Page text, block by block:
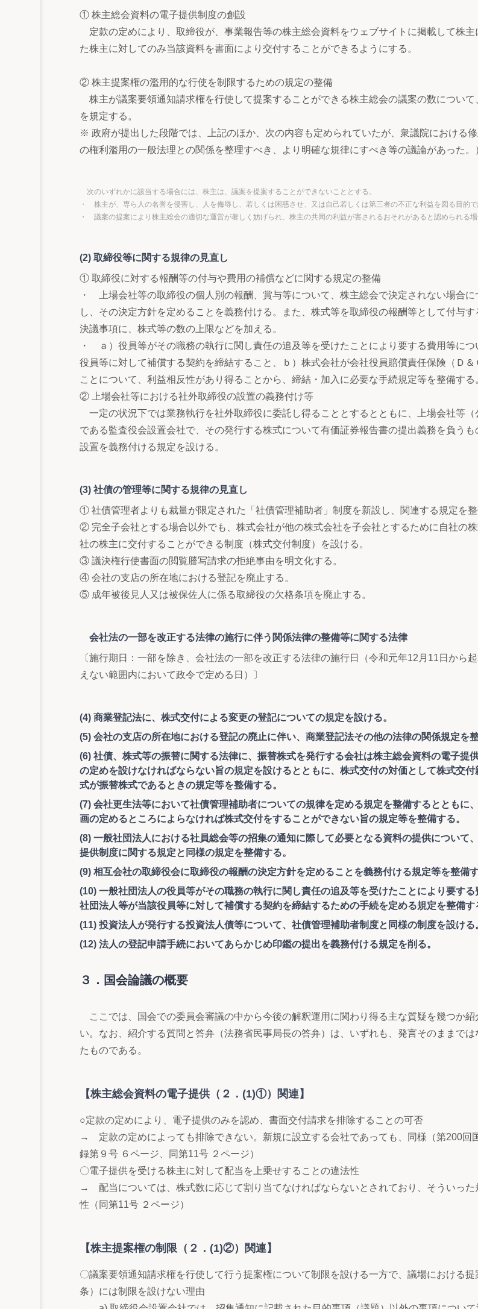
① 株主総会資料の電子提供制度の創設
定款の定めにより、取締役が、事業報告等の株主総会資料をウェブサイトに掲載して株主
た株主に対してのみ当該資料を書面により交付することができるようにする。
② 株主提案権の濫用的な行使を制限するための規定の整備
株主が議案要領通知請求権を行使して提案することができる株主総会の議案の数について
を規定する。
※ 政府が提出した段階では、上記のほか、次の内容も定められていたが、衆議院における
の権利濫用の一般法理との関係を整理すべき、より明確な規律にすべき等の議論があった。
次のいずれかに該当する場合には、株主は、議案を提案することができないこととする。
・ 株主が、専ら人の名誉を侵害し、人を侮辱し、若しくは困惑させ、又は自己若しくは第三者の不正な利益を図る目的
・ 議案の提案により株主総会の適切な運営が著しく妨げられ、株主の共同の利益が害されるおそれがあると認められる
(2) 取締役等に関する規律の見直し
① 取締役に対する報酬等の付与や費用の補償などに関する規定の整備
・ 上場会社等の取締役の個人別の報酬、賞与等について、株主総会で決定されない場合
し、その決定方針を定めることを義務付ける。また、株式等を取締役の報酬等として付与
決議事項に、株式等の数の上限などを加える。
・ ａ）役員等がその職務の執行に関し責任の追及等を受けたことにより要する費用等に
役員等に対して補償する契約を締結すること、ｂ）株式会社が会社役員賠償責任保険（Ｄ＆
ことについて、利益相反性があり得ることから、締結・加入に必要な手続規定等を整備する
② 上場会社等における社外取締役の設置の義務付け等
一定の状況下では業務執行を社外取締役に委託し得ることとするとともに、上場会社等（
である監査役会設置会社で、その発行する株式について有価証券報告書の提出義務を負う
設置を義務付ける規定を設ける。
(3) 社債の管理等に関する規律の見直し
① 社債管理者よりも裁量が限定された「社債管理補助者」制度を新設し、関連する規定を整
② 完全子会社とする場合以外でも、株式会社が他の株式会社を子会社とするために自社の
社の株主に交付することができる制度（株式交付制度）を設ける。
③ 議決権行使書面の閲覧謄写請求の拒絶事由を明文化する。
④ 会社の支店の所在地における登記を廃止する。
⑤ 成年被後見人又は被保佐人に係る取締役の欠格条項を廃止する。
会社法の一部を改正する法律の施行に伴う関係法律の整備等に関する法律
〔施行期日：一部を除き、会社法の一部を改正する法律の施行日（令和元年12月11日から
えない範囲内において政令で定める日）〕
(4) 商業登記法に、株式交付による変更の登記についての規定を設ける。
(5) 会社の支店の所在地における登記の廃止に伴い、商業登記法その他の法律の関係規定を整
(6) 社債、株式等の振替に関する法律に、振替株式を発行する会社は株主総会資料の電子提
の定めを設けなければならない旨の規定を設けるとともに、株式交付の対価として株式交
式が振替株式であるときの規定等を整備する。
(7) 会社更生法等において社債管理補助者についての規律を定める規定を整備するとともに
画の定めるところによらなければ株式交付をすることができない旨の規定等を整備する。
(8) 一般社団法人における社員総会等の招集の通知に際して必要となる資料の提供について
提供制度に関する規定と同様の規定を整備する。
(9) 相互会社の取締役会に取締役の報酬の決定方針を定めることを義務付ける規定等を整備す
(10) 一般社団法人の役員等がその職務の執行に関し責任の追及等を受けたことにより要す
社団法人等が当該役員等に対して補償する契約を締結するための手続を定める規定を整備す
(11) 投資法人が発行する投資法人債等について、社債管理補助者制度と同様の制度を設ける
(12) 法人の登記申請手続においてあらかじめ印鑑の提出を義務付ける規定を削る。
３．国会論議の概要
ここでは、国会での委員会審議の中から今後の解釈運用に関わり得る主な質疑を幾つか紹
い。なお、紹介する質問と答弁（法務省民事局長の答弁）は、いずれも、発言そのままで
たものである。
【株主総会資料の電子提供（２．(1)①）関連】
○定款の定めにより、電子提供のみを認め、書面交付請求を排除することの可否
→ 定款の定めによっても排除できない。新規に設立する会社であっても、同様（第200回
録第９号 ６ページ、同第11号 ２ページ）
〇電子提供を受ける株主に対して配当を上乗せすることの違法性
→ 配当については、株式数に応じて割り当てなければならないとされており、そういった
性（同第11号 ２ページ）
【株主提案権の制限（２．(1)②）関連】
〇議案要領通知請求権を行使して行う提案権について制限を設ける一方で、議場における
条）には制限を設けない理由